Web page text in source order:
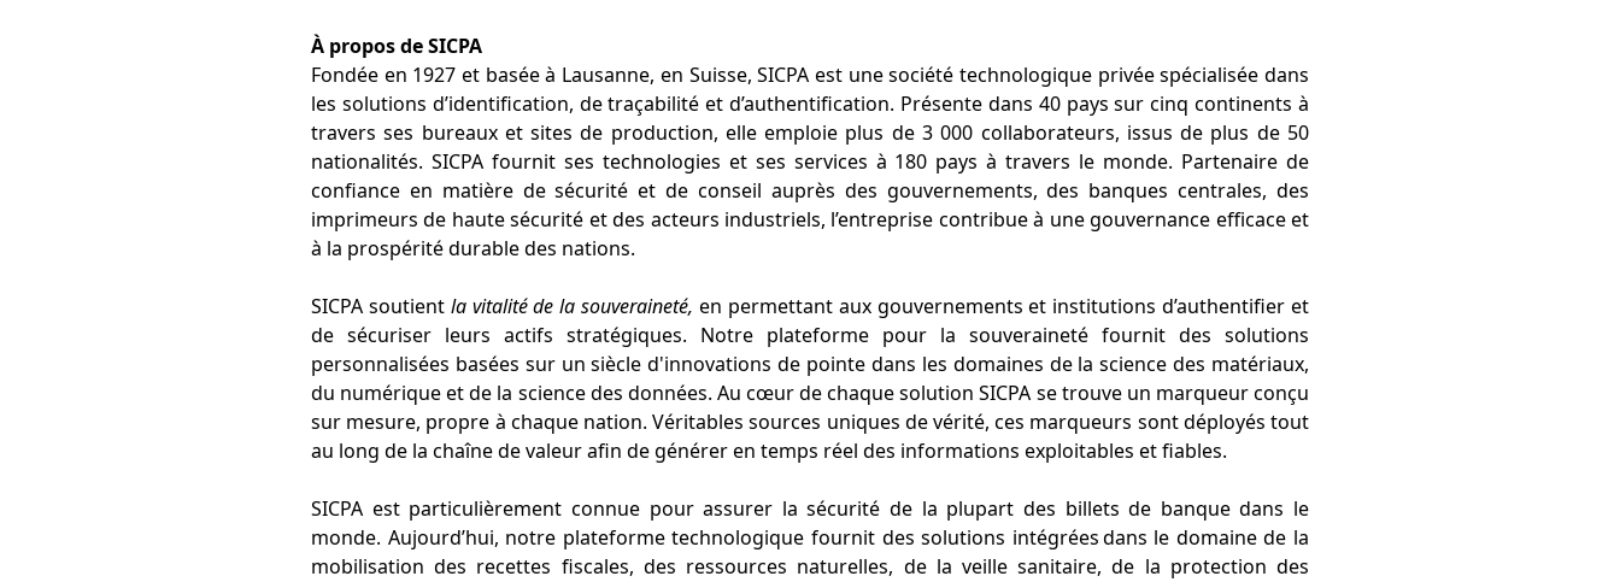
À propos de SICPA
Fondée en 1927 et basée à Lausanne, en Suisse, SICPA est une société technologique privée spécialisée dans
les solutions d’identification, de traçabilité et d’authentification. Présente dans 40 pays sur cinq continents à
travers ses bureaux et sites de production, elle emploie plus de 3 000 collaborateurs, issus de plus de 50
nationalités. SICPA fournit ses technologies et ses services à 180 pays à travers le monde. Partenaire de
confiance en matière de sécurité et de conseil auprès des gouvernements, des banques centrales, des
imprimeurs de haute sécurité et des acteurs industriels, l’entreprise contribue à une gouvernance efficace et
à la prospérité durable des nations.
SICPA soutient la vitalité de la souveraineté, en permettant aux gouvernements et institutions d’authentifier et
de sécuriser leurs actifs stratégiques. Notre plateforme pour la souveraineté fournit des solutions
personnalisées basées sur un siècle d'innovations de pointe dans les domaines de la science des matériaux,
du numérique et de la science des données. Au cœur de chaque solution SICPA se trouve un marqueur conçu
sur mesure, propre à chaque nation. Véritables sources uniques de vérité, ces marqueurs sont déployés tout
au long de la chaîne de valeur afin de générer en temps réel des informations exploitables et fiables.
SICPA est particulièrement connue pour assurer la sécurité de la plupart des billets de banque dans le
monde. Aujourd’hui, notre plateforme technologique fournit des solutions intégrées dans le domaine de la
mobilisation des recettes fiscales, des ressources naturelles, de la veille sanitaire, de la protection des